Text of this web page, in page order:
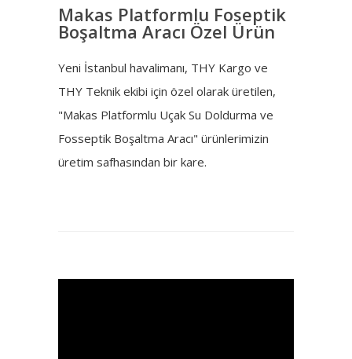
Makas Platformlu Foseptik
Boşaltma Aracı Özel Ürün
Yeni İstanbul havalimanı, THY Kargo ve
THY Teknik ekibi için özel olarak üretilen,
"Makas Platformlu Uçak Su Doldurma ve
Fosseptik Boşaltma Aracı" ürünlerimizin
üretim safhasından bir kare.